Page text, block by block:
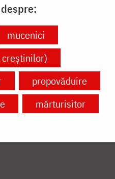
mucenici
creștinilor)
propovăduire
mărturisitor